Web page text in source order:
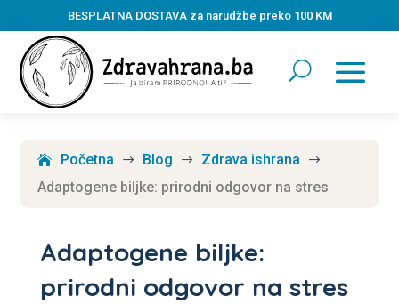
BESPLATNA DOSTAVA za narudžbe preko 100 KM
Početna $ Blog $ Zdrava ishrana $
Adaptogene biljke: prirodni odgovor na stres
Adaptogene biljke:
prirodni odgovor na stres